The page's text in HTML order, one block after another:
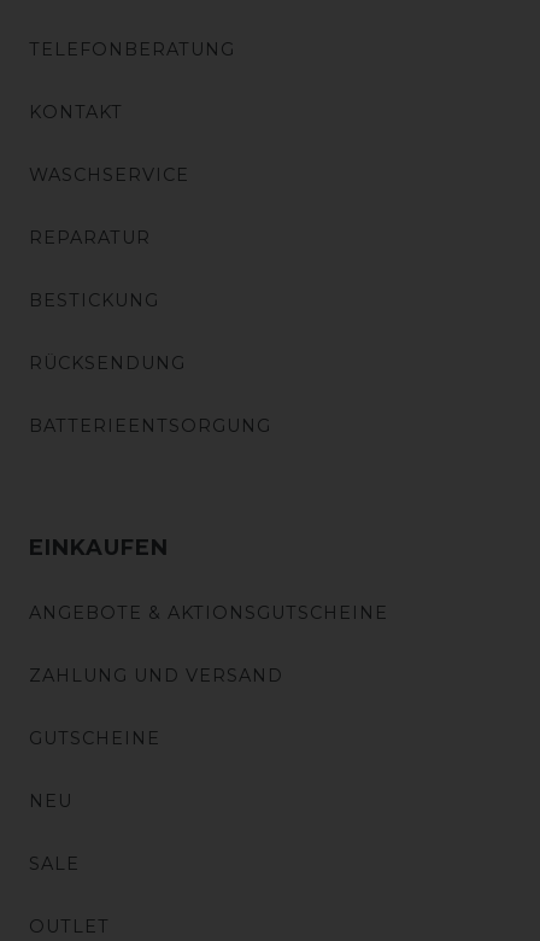
TELEFONBERATUNG
KONTAKT
WASCHSERVICE
REPARATUR
BESTICKUNG
RÜCKSENDUNG
BATTERIEENTSORGUNG
EINKAUFEN
ANGEBOTE & AKTIONSGUTSCHEINE
ZAHLUNG UND VERSAND
GUTSCHEINE
NEU
SALE
OUTLET